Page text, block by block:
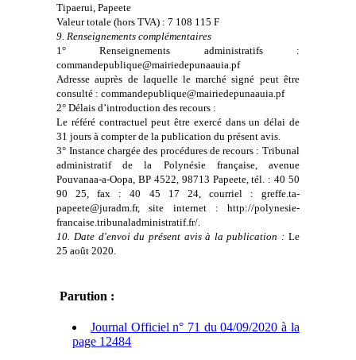
Tipaerui, Papeete
Valeur totale (hors TVA) : 7 108 115 F
9. Renseignements complémentaires
1° Renseignements administratifs :
commandepublique@mairiedepunaauia.pf
Adresse auprès de laquelle le marché signé peut être
consulté : commandepublique@mairiedepunaauia.pf
2° Délais d’introduction des recours :
Le référé contractuel peut être exercé dans un délai de
31 jours à compter de la publication du présent avis.
3° Instance chargée des procédures de recours : Tribunal
administratif de la Polynésie française, avenue
Pouvanaa-a-Oopa, BP 4522, 98713 Papeete, tél. : 40 50
90 25, fax : 40 45 17 24, courriel : greffe.ta-
papeete@juradm.fr, site internet : http://polynesie-
francaise.tribunaladministratif.fr/.
10. Date d'envoi du présent avis à la publication : Le
25 août 2020.
Parution :
Journal Officiel n° 71 du 04/09/2020 à la
page 12484